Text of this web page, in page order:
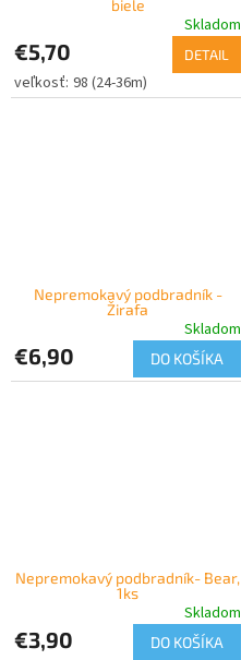
biele
Skladom
€5,70 DETAIL
98 (24-36m)
Nepremokavý podbradník -
Žirafa
Skladom
€6,90 DO KOŠÍKA
Nepremokavý podbradník- Bear,
1ks
Skladom
€3,90 DO KOŠÍKA